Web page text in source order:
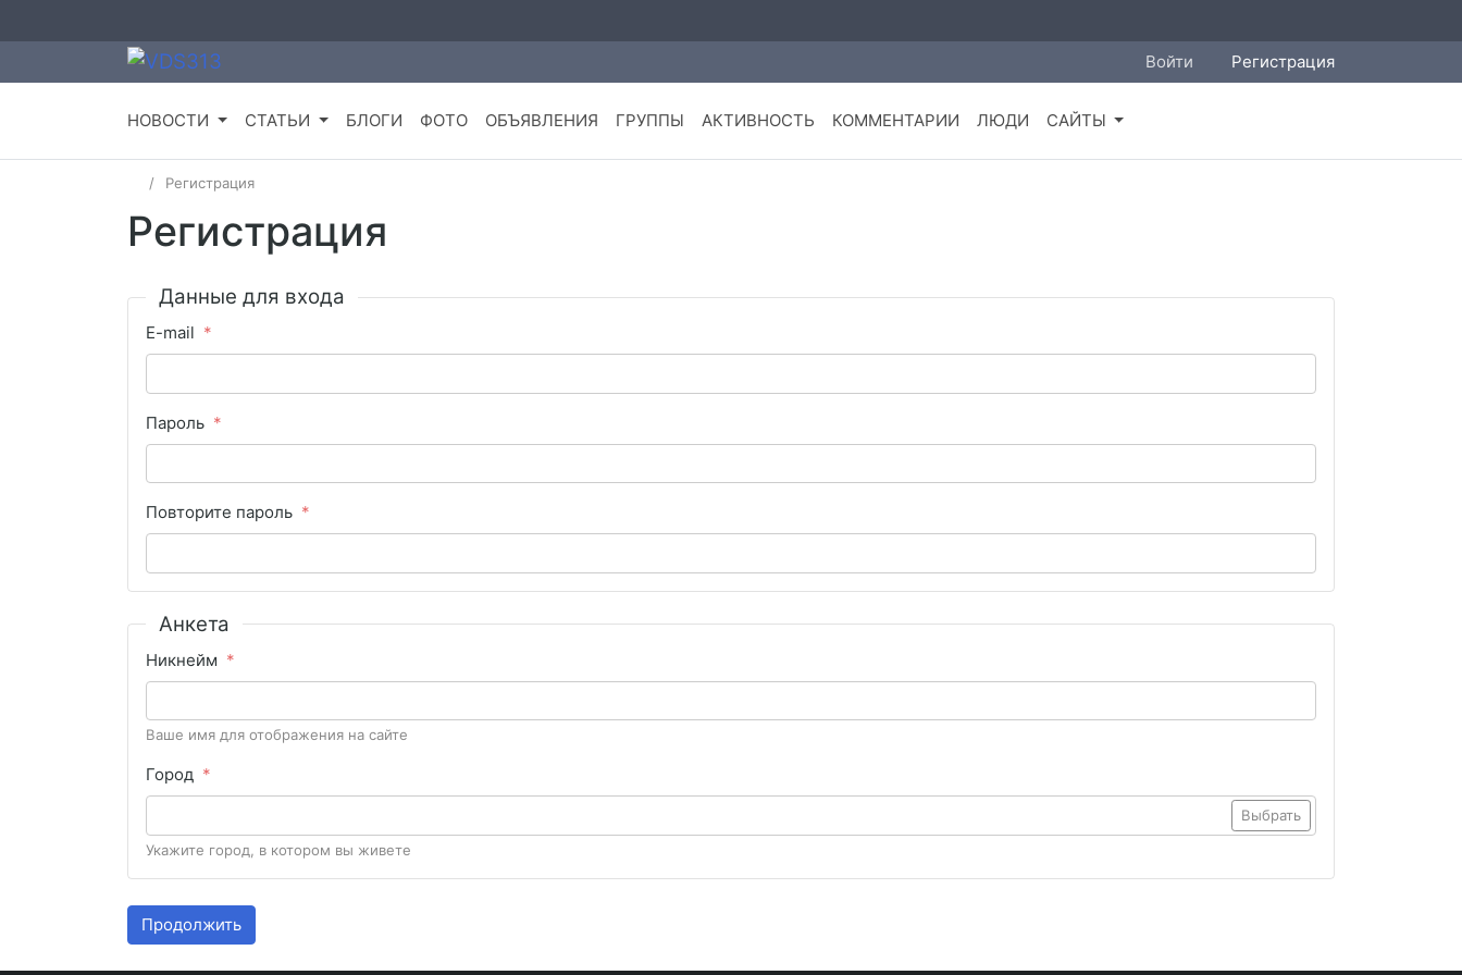
Войти Регистрация
НОВОСТИ СТАТЬИ БЛОГИ ФОТО ОБЪЯВЛЕНИЯ ГРУППЫ АКТИВНОСТЬ КОММЕНТАРИИ ЛЮДИ САЙТЫ
Регистрация
Регистрация
Данные для входа
E-mail
Пароль
Повторите пароль
Анкета
Никнейм
Ваше имя для отображения на сайте
Город
Выбрать
Укажите город, в котором вы живете
Продолжить